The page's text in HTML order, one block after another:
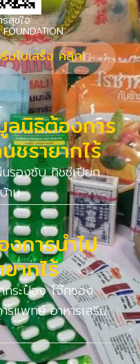
สุขใจ
บใบเสร็จ คลิก!
ลนิธิต้องการ
ชรายากไร้
รองซับ ทิชชู่เปียก
าน
การนำไป
ากไร้
ระป๋อง โจ๊กซอง
รแพทย์ อาหารเสริม